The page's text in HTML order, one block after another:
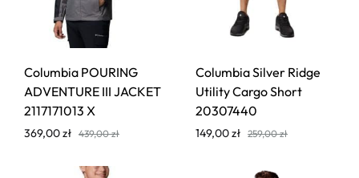
Columbia POURING
ADVENTURE III JACKET
2117171013 X
369,00zł 439,00zł
Columbia Silver Ridge
Utility Cargo Short
20307440
149,00zł 259,00zł